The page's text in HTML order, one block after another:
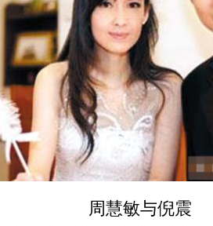
周慧敏与倪震